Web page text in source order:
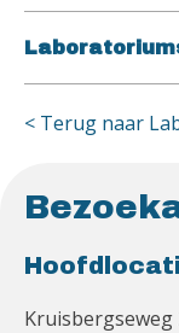
< Terug naar
Kruisbergseweg